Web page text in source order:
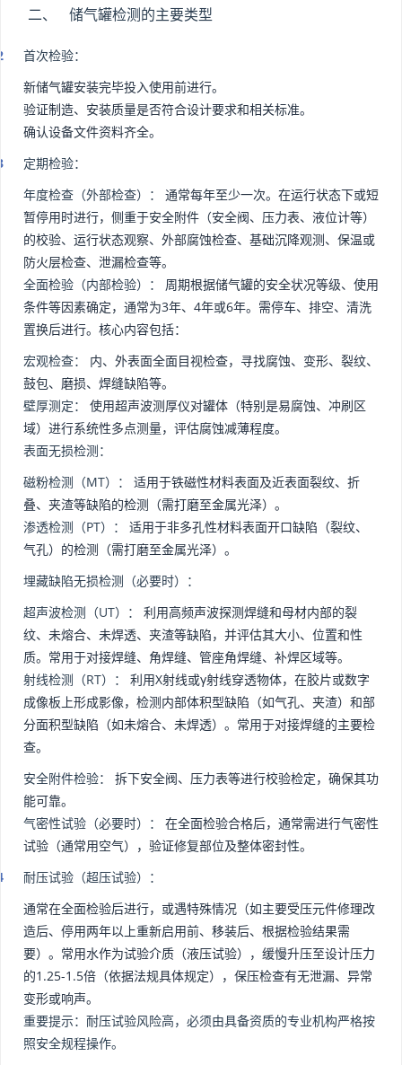
二、 储气罐检测的主要类型
首次检验：
新储气罐安装完毕投入使用前进行。
验证制造、安装质量是否符合设计要求和相关标准。
确认设备文件资料齐全。
定期检验：
年度检查（外部检查）：
通常每年至少一次。在运行状态下或短
暂停用时进行，侧重于安全附件（安全阀、压力表、液位计等）
的校验、运行状态观察、外部腐蚀检查、基础沉降观测、保温或
防火层检查、泄漏检查等。
全面检验（内部检验）：
周期根据储气罐的安全状况等级、使用
条件等因素确定，通常为3年、4年或6年。需停车、排空、清洗
置换后进行。核心内容包括：
宏观检查：
内、外表面全面目视检查，寻找腐蚀、变形、裂纹、
鼓包、磨损、焊缝缺陷等。
壁厚测定：
使用超声波测厚仪对罐体（特别是易腐蚀、冲刷区
域）进行系统性多点测量，评估腐蚀减薄程度。
表面无损检测：
磁粉检测（MT）：
适用于铁磁性材料表面及近表面裂纹、折
叠、夹渣等缺陷的检测（需打磨至金属光泽）。
渗透检测（PT）：
适用于非多孔性材料表面开口缺陷（裂纹、
气孔）的检测（需打磨至金属光泽）。
埋藏缺陷无损检测（必要时）：
超声波检测（UT）：
利用高频声波探测焊缝和母材内部的裂
纹、未熔合、未焊透、夹渣等缺陷，并评估其大小、位置和性
质。常用于对接焊缝、角焊缝、管座角焊缝、补焊区域等。
射线检测（RT）：
利用X射线或γ射线穿透物体，在胶片或数字
成像板上形成影像，检测内部体积型缺陷（如气孔、夹渣）和部
分面积型缺陷（如未熔合、未焊透）。常用于对接焊缝的主要检
查。
安全附件检验：
拆下安全阀、压力表等进行校验检定，确保其功
能可靠。
气密性试验（必要时）：
在全面检验合格后，通常需进行气密性
试验（通常用空气），验证修复部位及整体密封性。
耐压试验（超压试验）：
通常在全面检验后进行，或遇特殊情况（如主要受压元件修理改
造后、停用两年以上重新启用前、移装后、根据检验结果需
要）。常用水作为试验介质（液压试验），缓慢升压至设计压力
的1.25-1.5倍（依据法规具体规定），保压检查有无泄漏、异常
变形或响声。
重要提示：耐压试验风险高，必须由具备资质的专业机构严格按
照安全规程操作。